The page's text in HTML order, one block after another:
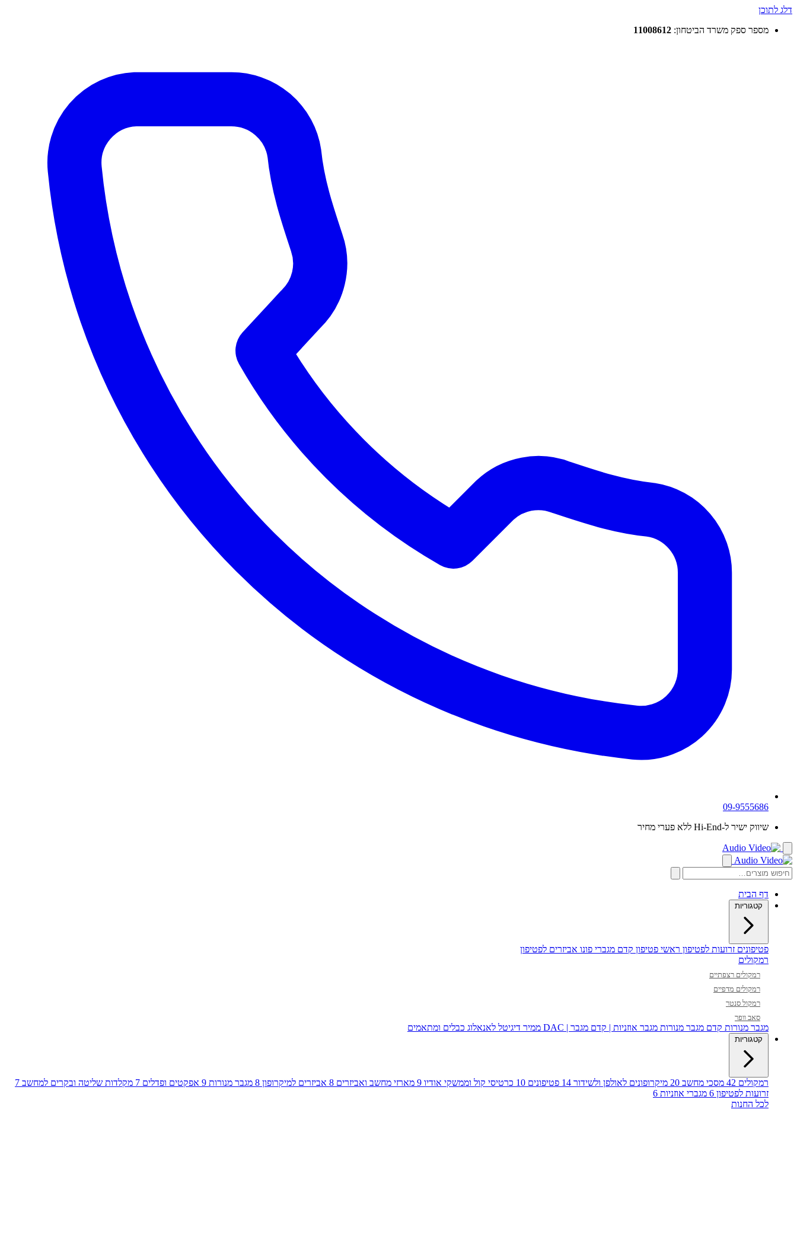
דלג לתוכן
מספר ספק משרד הביטחון: 11008612
09-9555686
שיווק ישיר ל-Hi-End ללא פערי מחיר
דף הבית
קטגוריות
פטיפונים זרועות לפטיפון ראשי פטיפון קדם מגברי פונו אביזרים לפטיפון
רמקולים
רמקולים רצפתיים
רמקולים מדפיים
רמקול סנטר
סאב וופר
מגבר מנורות קדם מגבר מנורות מגבר אוזניות | קדם מגבר | DAC ממיר דיגיטל לאנאלוג כבלים ומתאמים
קטגוריות
רמקולים 42 מסכי מחשב 20 מיקרופונים לאולפן ולשידור 14 פטיפונים 10 כרטיסי קול וממשקי אודיו 9 מארזי מחשב ואביזרים 8 אביזרים למיקרופון 8 מגבר מנורות 9 אפקטים ופדלים 7 מקלדות שליטה ובקרים למחשב 7
זרועות לפטיפון 6 מגברי אוזניות 6
לכל החנות